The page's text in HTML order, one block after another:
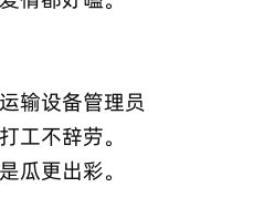
输设备管理员
工不辞劳。
瓜更出彩。